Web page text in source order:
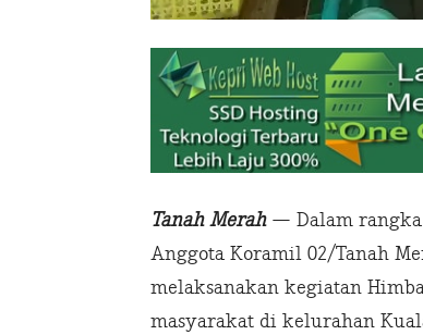
Tanah Merah — Dalam rangka
Anggota Koramil 02/Tanah
melaksanakan kegiatan
masyarakat di kelurahan